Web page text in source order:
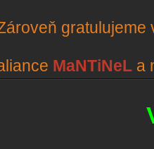
gratulujeme
MaNTiNeL a